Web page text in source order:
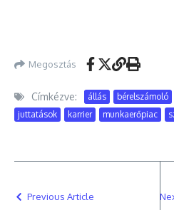
Megosztás
Címkézve: állás bérelszámoló
juttatások
karrier munkaerőpiac
Previous Article